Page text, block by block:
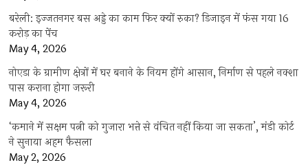
बरेली: इज्जतनगर बस अड्डे का काम फिर क्यों रुका? डिजाइन में फंस गया 16
करोड़ का पेंच
May 4, 2026
नोएडा के ग्रामीण क्षेत्रों में घर बनाने के नियम होंगे आसान, निर्माण से पहले नक्शा
पास कराना होगा जरूरी
May 4, 2026
‘कमाने में सक्षम पत्नी को गुजारा भत्ते से वंचित नहीं किया जा सकता’, मंडी कोर्ट
ने सुनाया अहम फैसला
May 2, 2026